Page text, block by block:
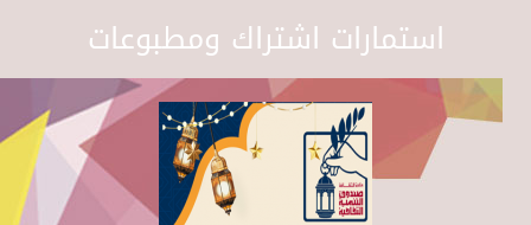
استمارات اشتراك ومطبوعات